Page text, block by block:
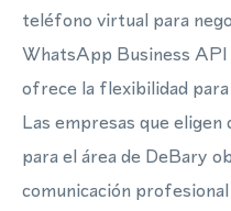
teléfono virtual para
WhatsApp Business
ofrece la flexibilidad
Las empresas que
para el área de DeBary
comunicación